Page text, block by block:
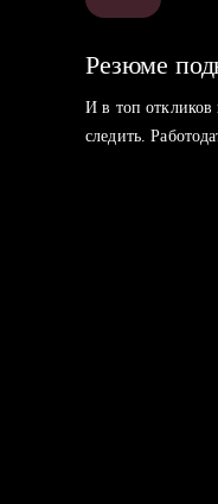
Резюме
И в топ
следить.